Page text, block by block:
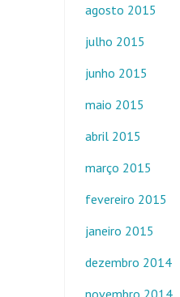
agosto 2015
julho 2015
junho 2015
maio 2015
abril 2015
março 2015
fevereiro 2015
janeiro 2015
dezembro 2014
novembro 2014